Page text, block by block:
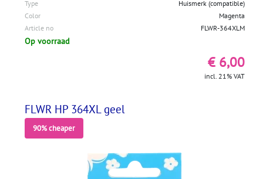
Type
Huismerk (compatible)
Color
Magenta
Article no
FLWR-364XLM
Op voorraad
€ 6,00
incl. 21% VAT
FLWR HP 364XL geel
90% cheaper